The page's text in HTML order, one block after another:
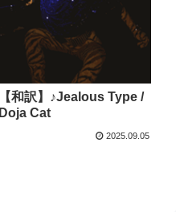
【和訳】♪Jealous Type /
Doja Cat
2025.09.05